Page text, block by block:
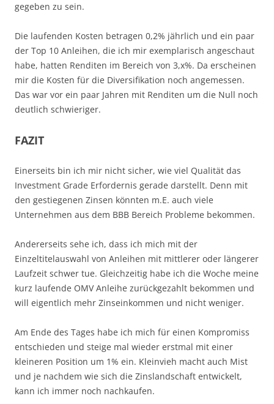
gegeben zu sein.
Die laufenden Kosten betragen 0,2% jährlich und ein paar
der Top 10 Anleihen, die ich mir exemplarisch angeschaut
habe, hatten Renditen im Bereich von 3,x%. Da erscheinen
mir die Kosten für die Diversifikation noch angemessen.
Das war vor ein paar Jahren mit Renditen um die Null noch
deutlich schwieriger.
FAZIT
Einerseits bin ich mir nicht sicher, wie viel Qualität das
Investment Grade Erfordernis gerade darstellt. Denn mit
den gestiegenen Zinsen könnten m.E. auch viele
Unternehmen aus dem BBB Bereich Probleme bekommen.
Andererseits sehe ich, dass ich mich mit der
Einzeltitelauswahl von Anleihen mit mittlerer oder längerer
Laufzeit schwer tue. Gleichzeitig habe ich die Woche meine
kurz laufende OMV Anleihe zurückgezahlt bekommen und
will eigentlich mehr Zinseinkommen und nicht weniger.
Am Ende des Tages habe ich mich für einen Kompromiss
entschieden und steige mal wieder erstmal mit einer
kleineren Position um 1% ein. Kleinvieh macht auch Mist
und je nachdem wie sich die Zinslandschaft entwickelt,
kann ich immer noch nachkaufen.